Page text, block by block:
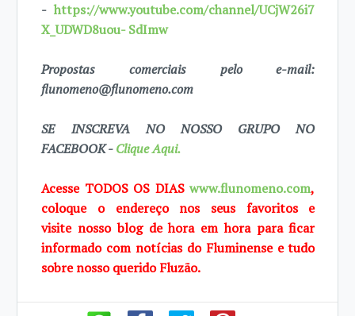
-https://www.youtube.com/channel/UCjW26i7
X_UDWD8uou- SdImw
Propostas comerciais pelo e-mail:
flunomeno@flunomeno.com
SE INSCREVA NO NOSSO GRUPO NO
FACEBOOK -Clique Aqui.
Acesse TODOS OS DIASwww.flunomeno.com,
coloque o endereço nos seus favoritos e
visite nosso blog dehora em hora para ficar
informado com notícias do Fluminense e tudo
sobrenosso queridoFluzão.